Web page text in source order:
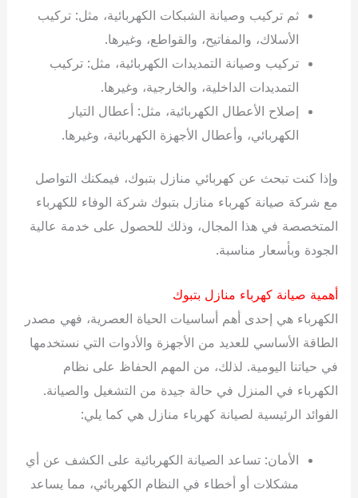
ثم تركيب وصيانة الشبكات الكهربائية، مثل: تركيب
الأسلاك، والمفاتيح، والقواطع، وغيرها.
تركيب وصيانة التمديدات الكهربائية، مثل: تركيب
التمديدات الداخلية، والخارجية، وغيرها.
إصلاح الأعطال الكهربائية، مثل: أعطال التيار
الكهربائي، وأعطال الأجهزة الكهربائية، وغيرها.
وإذا كنت تبحث عن كهربائي منازل بتبوك، فيمكنك التواصل
مع شركة صيانة كهرباء منازل بتبوك شركة الوفاء للكهرباء
المتخصصة في هذا المجال، وذلك للحصول على خدمة عالية
الجودة وبأسعار مناسبة.
أهمية صيانة كهرباء منازل بتبوك
الكهرباء هي إحدى أهم أساسيات الحياة العصرية، فهي مصدر
الطاقة الأساسي للعديد من الأجهزة والأدوات التي نستخدمها
في حياتنا اليومية. لذلك، من المهم الحفاظ على نظام
الكهرباء في المنزل في حالة جيدة من التشغيل والصيانة.
الفوائد الرئيسية لصيانة كهرباء منازل هي كما يلي:
الأمان: تساعد الصيانة الكهربائية على الكشف عن أي
مشكلات أو أخطاء في النظام الكهربائي، مما يساعد